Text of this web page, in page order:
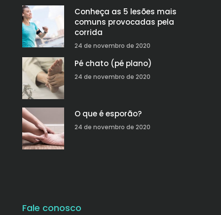
Conheça as 5 lesões mais
comuns provocadas pela
corrida
24 de novembro de 2020
Pé chato (pé plano)
24 de novembro de 2020
O que é esporão?
24 de novembro de 2020
Fale conosco